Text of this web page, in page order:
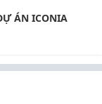
ÁN ICONIA